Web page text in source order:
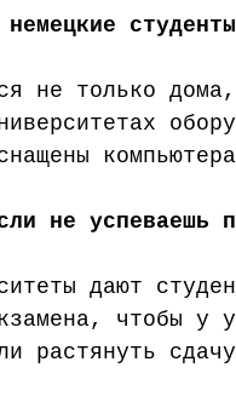
не только
не успеваешь
дают
чтобы у
растянуть